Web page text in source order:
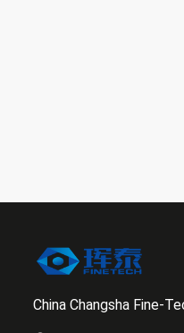
China Changsha Fine-